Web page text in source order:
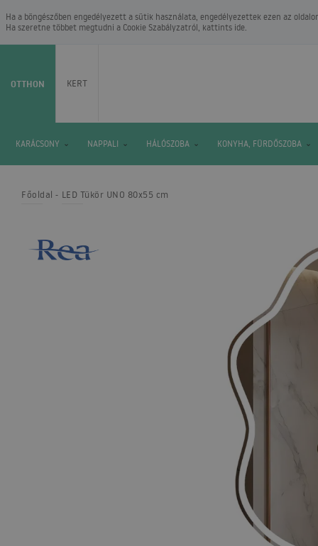
Ha a böngészőben engedélyezett a sütik használata, engedélyezettek ezen az
Ha szeretne többet megtudni a Cookie Szabályzatról, kattints ide.
OTTHON KERT
KARÁCSONY NAPPALI HÁLÓSZOBA KONYHA, FÜRDŐSZOBA
Főoldal LED Tükör UNO 80x55 cm